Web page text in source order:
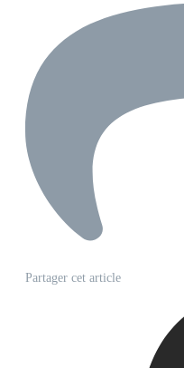
Partager cet article